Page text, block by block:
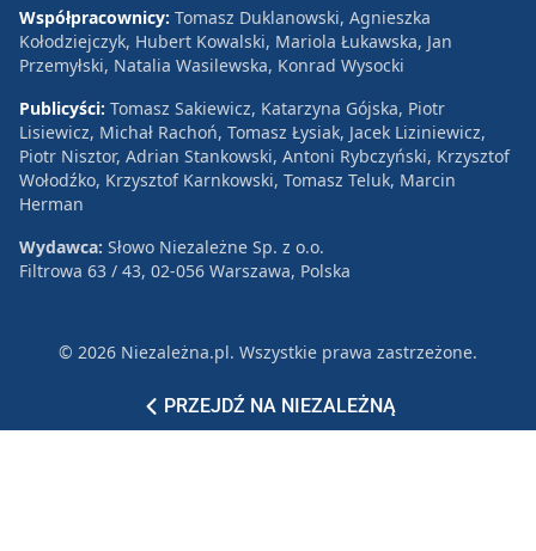
PRZEJDŹ NA NIEZALEŻNĄ
Współpracownicy: Tomasz Duklanowski, Agnieszka
Kołodziejczyk, Hubert Kowalski, Mariola Łukawska, Jan
Przemyłski, Natalia Wasilewska, Konrad Wysocki
Publicyści: Tomasz Sakiewicz, Katarzyna Gójska, Piotr
Lisiewicz, Michał Rachoń, Tomasz Łysiak, Jacek Liziniewicz,
Piotr Nisztor, Adrian Stankowski, Antoni Rybczyński, Krzysztof
Wołodźko, Krzysztof Karnkowski, Tomasz Teluk, Marcin
Herman
Wydawca: Słowo Niezależne Sp. z o.o.
Filtrowa 63 / 43, 02-056 Warszawa, Polska
© 2026 Niezależna.pl. Wszystkie prawa zastrzeżone.
PatronatReklamaPolityka prywatności